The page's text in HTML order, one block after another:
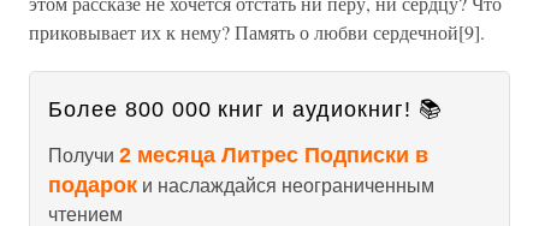
приковывает их к нему? Память о любви сердечной[9].
Более 800 000 книг и аудиокниг! 📚
Получи 2 месяца Литрес Подписки в
подарок и наслаждайся неограниченным
чтением